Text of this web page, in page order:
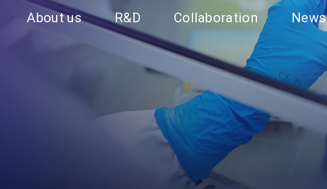
About us R&D Collaboration News